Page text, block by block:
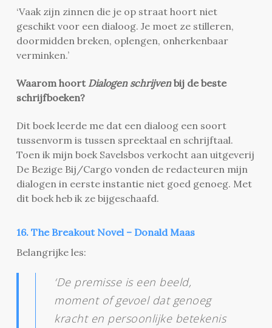
‘Vaak zijn zinnen die je op straat hoort niet
geschikt voor een dialoog. Je moet ze stilleren,
doormidden breken, oplengen, onherkenbaar
verminken.’
Waarom hoort Dialogen schrijvenbij de beste
schrijfboeken?
Dit boek leerde me dat een dialoog een soort
tussenvorm is tussen spreektaal en schrijftaal.
Toen ik mijn boek Savelsbos verkocht aan uitgeverij
De Bezige Bij/Cargo vonden de redacteuren mijn
dialogen in eerste instantie niet goed genoeg. Met
dit boek heb ik ze bijgeschaafd.
16. The Breakout Novel – Donald Maas
Belangrijke les:
‘De premisse is een beeld,
moment of gevoel dat genoeg
kracht en persoonlijke betekenis